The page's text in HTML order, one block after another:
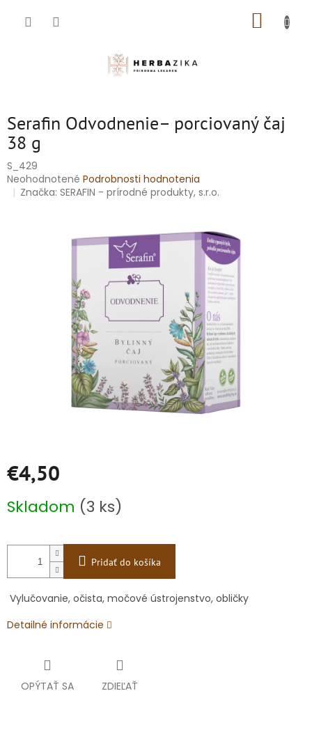
Serafin Odvodnenie– porciovaný čaj
38 g
S_429
Priemerné
hodnotenie
Neohodnotené Podrobnosti hodnotenia
Značka:SERAFIN - prírodné produkty, s.r.o.
€4,50
cena:
Skladom (3 ks)
Pridať do košíka
Vylučovanie, očista, močové ústrojenstvo, obličky
Detailné informácie
OPÝTAŤ SA ZDIEĽAŤ